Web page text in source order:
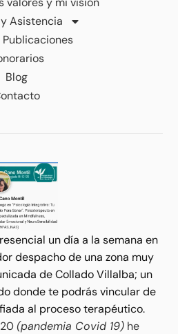
Asistencia
Publicaciones
Blog
un día a la semana en
despacho de una zona muy
de Collado Villalba; un
donde te podrás vincular de
al proceso terapéutico.
(pandemia Covid 19) he